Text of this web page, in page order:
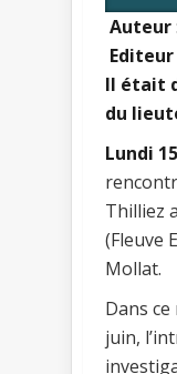
Auteur:
Editeur
Il était
du
Lundi
Thilliez
(Fleuve
Mollat.
Dans
juin,